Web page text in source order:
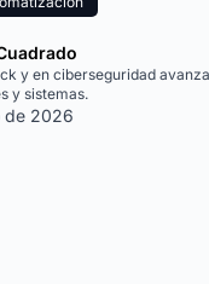
y en ciberseguridad
y sistemas.
de 2026